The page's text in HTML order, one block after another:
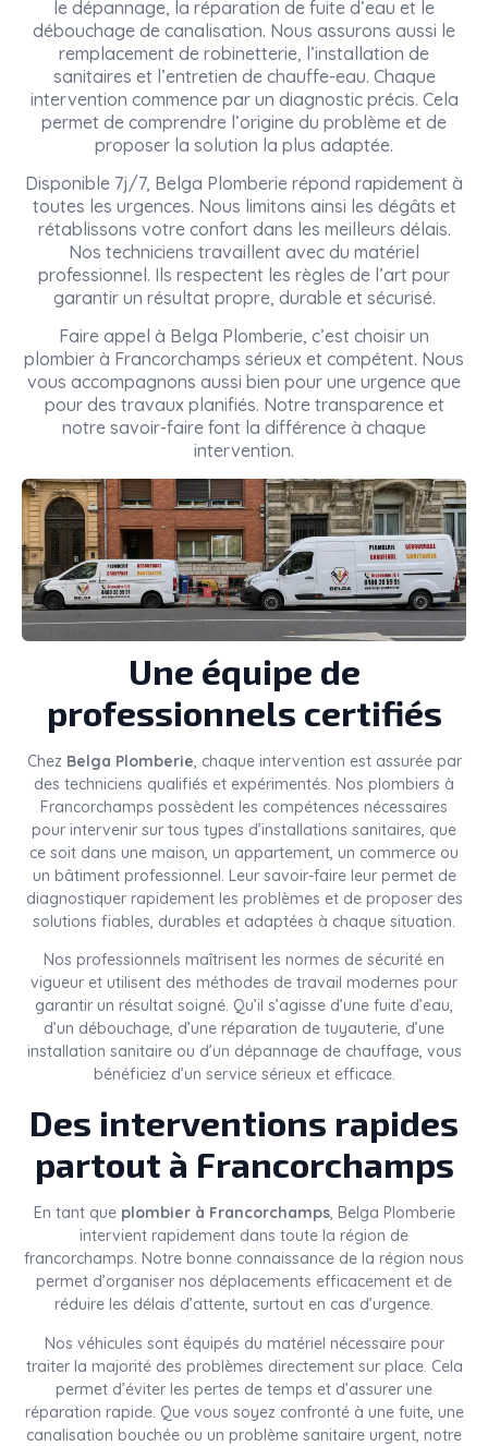
le dépannage, la réparation de fuite d’eau et le
débouchage de canalisation. Nous assurons aussi le
remplacement de robinetterie, l’installation de
sanitaires et l’entretien de chauffe-eau. Chaque
intervention commence par un diagnostic précis. Cela
permet de comprendre l’origine du problème et de
proposer la solution la plus adaptée.
Disponible 7j/7, Belga Plomberie répond rapidement à
toutes les urgences. Nous limitons ainsi les dégâts et
rétablissons votre confort dans les meilleurs délais.
Nos techniciens travaillent avec du matériel
professionnel. Ils respectent les règles de l’art pour
garantir un résultat propre, durable et sécurisé.
Faire appel à Belga Plomberie, c’est choisir un
plombier à Francorchamps sérieux et compétent. Nous
vous accompagnons aussi bien pour une urgence que
pour des travaux planifiés. Notre transparence et
notre savoir-faire font la différence à chaque
intervention.
Une équipe de
professionnels certifiés
Chez Belga Plomberie , chaque intervention est assurée par
des techniciens qualifiés et expérimentés. Nos plombiers à
Francorchamps possèdent les compétences nécessaires
pour intervenir sur tous types d’installations sanitaires, que
ce soit dans une maison, un appartement, un commerce ou
un bâtiment professionnel. Leur savoir-faire leur permet de
diagnostiquer rapidement les problèmes et de proposer des
solutions fiables, durables et adaptées à chaque situation.
Nos professionnels maîtrisent les normes de sécurité en
vigueur et utilisent des méthodes de travail modernes pour
garantir un résultat soigné. Qu’il s’agisse d’une fuite d’eau,
d’un débouchage, d’une réparation de tuyauterie, d’une
installation sanitaire ou d’un dépannage de chauffage, vous
bénéficiez d’un service sérieux et efficace.
Des interventions rapides
partout à Francorchamps
En tant que plombier à Francorchamps, Belga Plomberie
intervient rapidement dans toute la région de
francorchamps. Notre bonne connaissance de la région nous
permet d’organiser nos déplacements efficacement et de
réduire les délais d’attente, surtout en cas d’urgence.
Nos véhicules sont équipés du matériel nécessaire pour
traiter la majorité des problèmes directement sur place. Cela
permet d’éviter les pertes de temps et d’assurer une
réparation rapide. Que vous soyez confronté à une fuite, une
canalisation bouchée ou un problème sanitaire urgent, notre